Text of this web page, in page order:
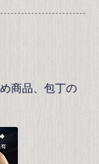
商品、包丁の